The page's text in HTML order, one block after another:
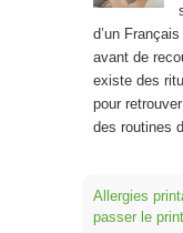
d’un
avant de
existe des
pour
des routines
Allergies
passer le